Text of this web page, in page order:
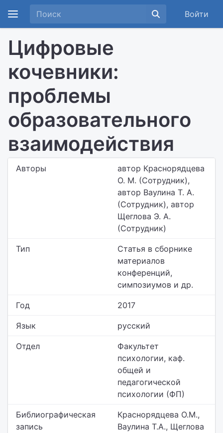
Войти
Цифровые
кочевники:
проблемы
образовательного
взаимодействия
Авторы
автор Краснорядцева
О. М. (Сотрудник),
автор Ваулина Т. А.
(Сотрудник), автор
Щеглова Э. А.
(Сотрудник)
Тип
Статья в сборнике
материалов
конференций,
симпозиумов и др.
Год 2017
Язык русский
Отдел
Факультет
психологии, каф.
общей и
педагогической
психологии (ФП)
Библиографическая
запись
Краснорядцева О.М.,
Ваулина Т.А., Щеглова